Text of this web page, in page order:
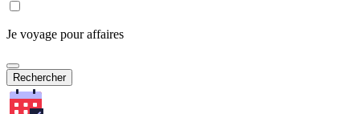
Je voyage pour affaires
Rechercher